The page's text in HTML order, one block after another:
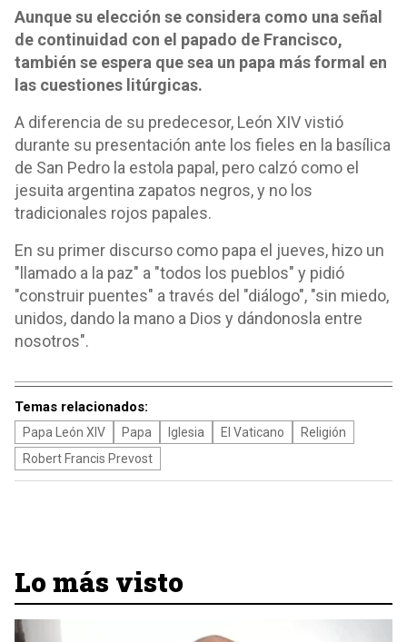
Aunque su elección se considera como una señal
de continuidad con el papado de Francisco,
también se espera que sea un papa más formal en
las cuestiones litúrgicas.
A diferencia de su predecesor, León XIV vistió
durante su presentación ante los fieles en la basílica
de San Pedro la estola papal, pero calzó como el
jesuita argentina zapatos negros, y no los
tradicionales rojos papales.
En su primer discurso como papa el jueves, hizo un
"llamado a la paz" a "todos los pueblos" y pidió
"construir puentes" a través del "diálogo", "sin miedo,
unidos, dando la mano a Dios y dándonosla entre
nosotros".
Temas relacionados:
Papa León XIV Papa Iglesia El Vaticano
Religión
Robert Francis Prevost
Lo más visto